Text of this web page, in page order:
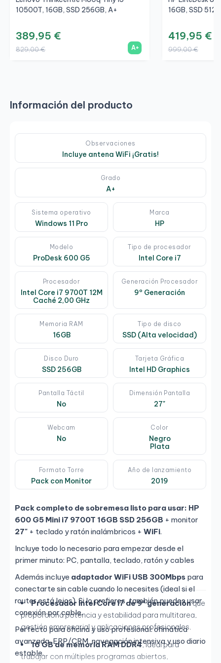
10500T, 16GB, SSD 256GB, A+
389,95 €
829,00 € A+
16GB, SSD
419,95 €
999,00 €
Información del producto
Observaciones
Incluye antena WiFi ¡Gratis!
Grado
A+
Sistema operativo
Windows 11 Pro
Marca
HP
Modelo
ProDesk 600 G5
Tipo de procesador
Intel Core i7
Procesador
Intel Core i7 9700T 12M
Caché 2,00 GHz
Generación Procesador
9º Generación
Memoria RAM
16GB
Tipo de disco
SSD (Alta velocidad)
Disco Duro
SSD 256GB
Tarjeta Gráfica
Intel HD Graphics
Pantalla Táctil
No
Dimensión Pantalla
27"
Webcam
No
Color
Negro
Plata
Formato Torre
Pack con Monitor
Año de lanzamiento
2019
Pack completo de sobremesa listo para usar: HP
600 G5 Mini i7 9700T 16GB SSD 256GB + monitor
27" + teclado y ratón inalámbricos + WiFi.
Incluye todo lo necesario para empezar desde el
primer minuto: PC, pantalla, teclado, ratón y cables
Además incluye adaptador WiFi USB 300Mbps para
conectarte sin cable cuando lo necesites (ideal si el
router está lejos). Si lo prefieres, también puedes usar
conexión por cable.
Perfecto para oficina y uso profesional: ofimática
avanzada, ERP/CRM, navegación intensiva y uso diario
estable.
Procesador Intel Core i7 de 9ª generaciónque
proporciona potencia y estabilidad para multitarea,
gestión empresarial y aplicaciones profesionales.
16 GB de memoria RAM DDR4, ideal para
trabajar con múltiples programas abiertos,